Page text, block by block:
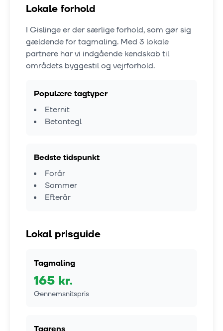
Lokale forhold
I Gislingeer der særlige forhold, som gør sig
gældende for tagmaling. Med 3 lokale
partnere har vi indgående kendskab til
områdets byggestil og vejrforhold.
Populære tagtyper
Eternit
Betontegl
Bedste tidspunkt
Forår
Sommer
Efterår
Lokal prisguide
Tagmaling
165 kr.
Gennemsnitspris